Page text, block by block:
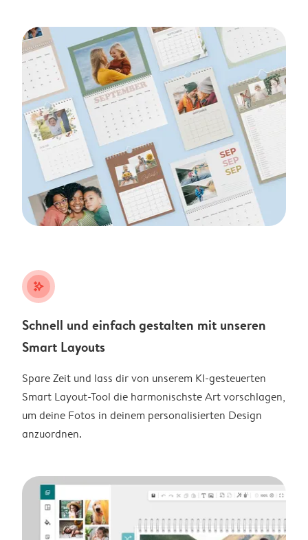
stars_plus
Schnell und einfach gestalten mit unseren
Smart Layouts
Spare Zeit und lass dir von unserem KI-gesteuerten
Smart Layout-Tool die harmonischste Art vorschlagen,
um deine Fotos in deinem personalisierten Design
anzuordnen.